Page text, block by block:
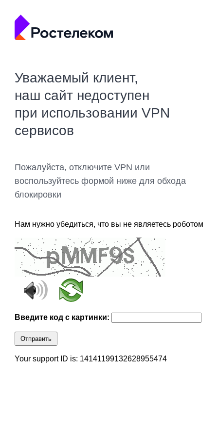
Уважаемый клиент,
наш сайт недоступен
при использовании VPN
сервисов
Пожалуйста, отключите VPN или
воспользуйтесь формой ниже для обхода
блокировки
Нам нужно убедиться, что вы не являетесь роботом
Введите код с картинки:
Отправить
Your support ID is: 14141199132628955474